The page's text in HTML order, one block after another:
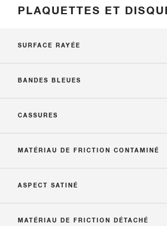
PLAQUETTES ET
SURFACE RAYÉE
BANDES BLEUES
CASSURES
MATÉRIAU DE FRICTION CONTAMINÉ
ASPECT SATINÉ
MATÉRIAU DE FRICTION DÉTACHÉ